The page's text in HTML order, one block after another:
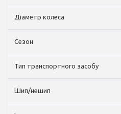
Діаметр колеса
Сезон
Тип транспортного засобу
Шип/нешип